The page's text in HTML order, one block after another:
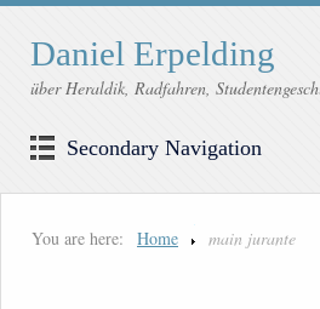
Daniel Erpelding
über Heraldik, Radfahren,
Secondary Navigation
You are here: Home main jurante